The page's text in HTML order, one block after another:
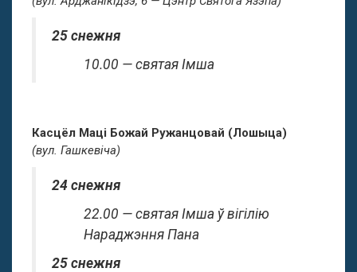
25 снежня
10.00 — святая Імша
Касцёл Маці Божай Ружанцовай (Лошыца)
(вул. Гашкевіча)
24 снежня
22.00 — святая Імша ў вігілію
Нараджэння Пана
25 снежня